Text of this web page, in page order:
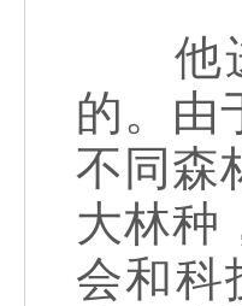
他进
的。由
不同森
大林种
会和科